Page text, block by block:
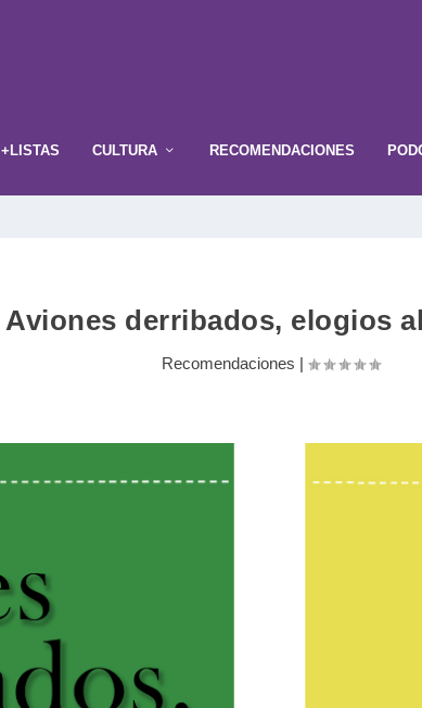
+LISTAS CULTURA RECOMENDACIONES
Aviones derribados, elogios
Recomendaciones |